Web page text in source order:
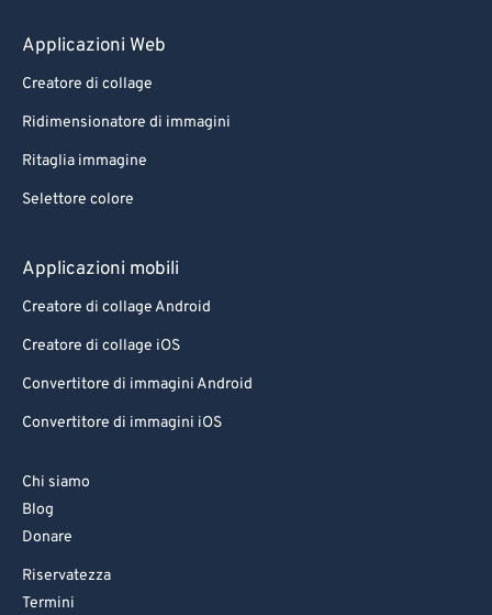
Applicazioni Web
Creatore di collage
Ridimensionatore di immagini
Ritaglia immagine
Selettore colore
Applicazioni mobili
Creatore di collage Android
Creatore di collage iOS
Convertitore di immagini Android
Convertitore di immagini iOS
Chi siamo
Blog
Donare
Riservatezza
Termini